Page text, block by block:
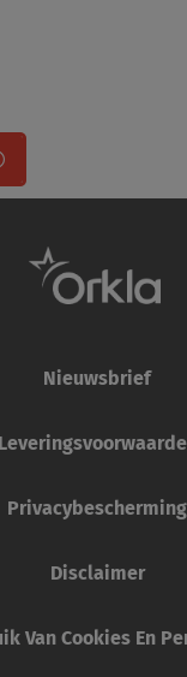
Nieuwsbrief
Privacybescherming
Disclaimer
Van Cookies En